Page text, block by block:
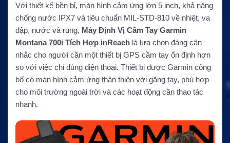
Với thiết kế bền bỉ, màn hình cảm ứng lớn 5 inch, khả năng
chống nước IPX7 và tiêu chuẩn MIL-STD-810 về nhiệt, va
đập, nước và rung, Máy Định Vị Cầm Tay Garmin
Montana 700i Tích Hợp inReach là lựa chọn đáng cân
nhắc cho người cần một thiết bị GPS cầm tay ổn định hơn
so với việc chỉ dùng điện thoại. Thiết bị được Garmin công
bố có màn hình cảm ứng thân thiện với găng tay, phù hợp
cho môi trường ngoài trời và các hoạt động cần thao tác
nhanh.